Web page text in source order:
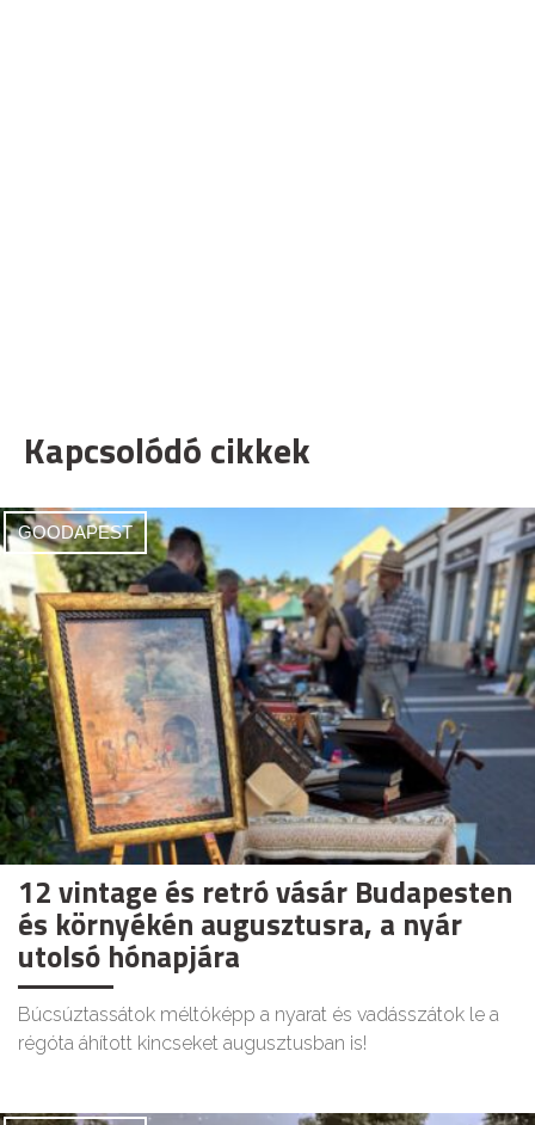
Kapcsolódó cikkek
GOODAPEST
12 vintage és retró vásár Budapesten
és környékén augusztusra, a nyár
utolsó hónapjára
Búcsúztassátok méltóképp a nyarat és vadásszátok le a
régóta áhított kincseket augusztusban is!